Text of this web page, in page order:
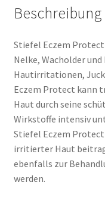
Beschreibung
Stiefel Eczem
Nelke, Wacholder
Hautirritationen,
Eczem Protect kann
Haut durch seine
Wirkstoffe intensiv
Stiefel Eczem
irritierter Haut
ebenfalls zur
werden.